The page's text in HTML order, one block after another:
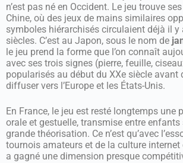
n’est pas né en Occident. Le jeu trouve
Chine, où des jeux de mains similaires
symboles hiérarchisés circulaient déjà il y
siècles. C’est au Japon, sous le nom de
le jeu prend la forme que l’on connaît
avec ses trois signes (pierre, feuille,
popularisés au début du XXe siècle avant
diffuser vers l’Europe et les États-Unis.
En France, le jeu est resté longtemps une
orale et gestuelle, transmise entre enfants
grande théorisation. Ce n’est qu’avec
tournois amateurs et de la culture internet
a gagné une dimension presque